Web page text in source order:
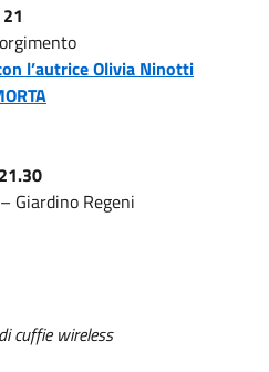
l’autrice Olivia Ninotti
Giardino Regeni
cuffie wireless